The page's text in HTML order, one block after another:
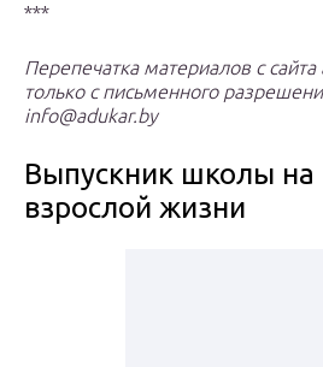
***
Перепечатка материалов с
только с письменного
info@adukar.by
Выпускник школы на
взрослой жизни